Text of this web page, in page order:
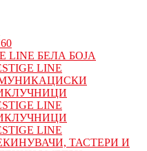
LINE БЕЛА БОЈА
LINE
LINE
LINE
ТАСТЕРИ И